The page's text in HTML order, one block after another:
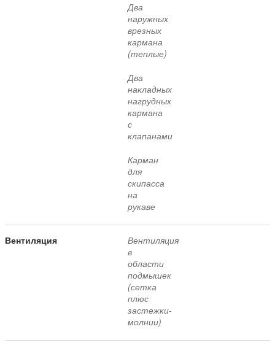
Два
наружных
врезных
кармана
(теплые)
Два
накладных
нагрудных
кармана
с
клапанами
Карман
для
скипасса
на
рукаве
Вентиляция
Вентиляция
в
области
подмышек
(сетка
плюс
застежки-
молнии)